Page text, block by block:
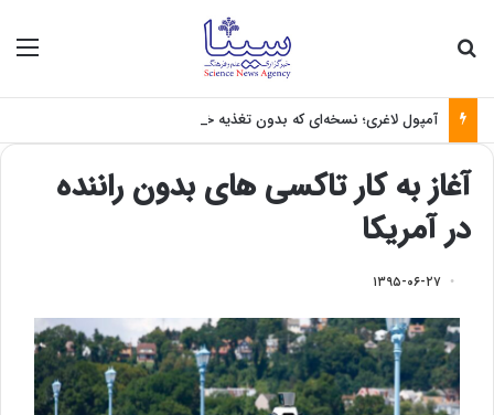
آمپول لاغری؛ نسخه‌ای که بدون تغذیه خطرناک می‌شود
آغاز به کار تاکسی های بدون راننده
در آمریکا
۱۳۹۵-۰۶-۲۷